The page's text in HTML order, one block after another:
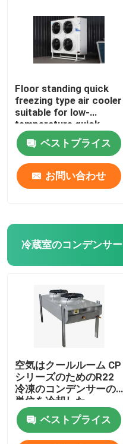
Floor standing quick
freezing type air cooler
suitable for low-
temperature quick
freezing cold storage,
compatible with
R404A/R507/R22
refrigerants,
supporting 220V/380V
ベストプライス
お問い合わせ
冷蔵室のコンデンサー
空気はクールルーム CP
シリーズのためのR22
冷凍のコンデンサーの
単位を冷却した
ベストプライス